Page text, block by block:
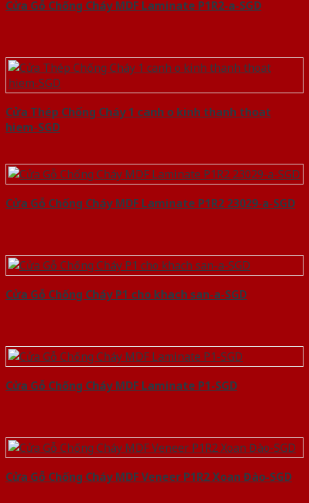
Cửa Gỗ Chống Cháy MDF Laminate P1R2-a-SGD
Cửa Thép Chống Cháy 1 canh o kinh thanh thoat
hiem-SGD
Cửa Gỗ Chống Cháy MDF Laminate P1R2 23029-a-SGD
Cửa Gỗ Chống Cháy P1 cho khach san-a-SGD
Cửa Gỗ Chống Cháy MDF Laminate P1-SGD
Cửa Gỗ Chống Cháy MDF Veneer P1R2 Xoan Đào-SGD